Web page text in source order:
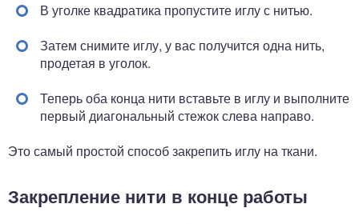
В уголке квадратика пропустите иглу с нитью.
Затем снимите иглу, у вас получится одна нить,
продетая в уголок.
Теперь оба конца нити вставьте в иглу и выполните
первый диагональный стежок слева направо.
Это самый простой способ закрепить иглу на ткани.
Закрепление нити в конце работы